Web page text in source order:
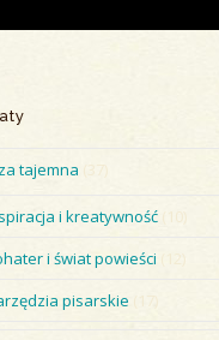
tajemna (37)
i kreatywność
i świat powieści
(12)
pisarskie